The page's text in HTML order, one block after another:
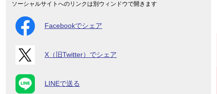
ソーシャルサイトへのリンクは別ウィンドウで開きます
Facebookでシェア
X（旧Twitter）でシェア
LINEで送る